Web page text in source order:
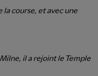
la course, et avec une
il a rejoint le Temple